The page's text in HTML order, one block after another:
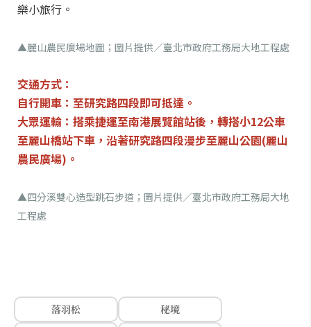
樂小旅行。
▲麗山農民廣場地圖；圖片提供／臺北市政府工務局大地工程處
交通方式：
自行開車：至研究路四段即可抵達。
大眾運輸：搭乘捷運至南港展覽館站後，轉搭小12公車
至麗山橋站下車，沿著研究路四段漫步至麗山公園(麗山
農民廣場)。
▲四分溪雙心造型跳石步道；圖片提供／臺北市政府工務局大地
工程處
落羽松
秘境